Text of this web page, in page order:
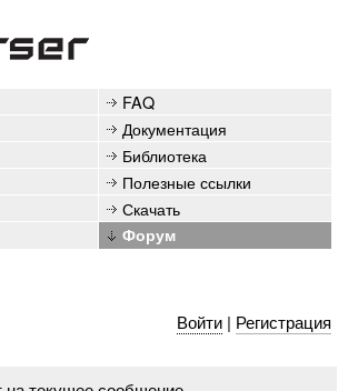
FAQ
Документация
Библиотека
Полезные ссылки
Скачать
Форум
Войти| Регистрация